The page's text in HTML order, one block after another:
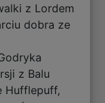
z Lordem
dobra ze
z Balu
Hufflepuff,